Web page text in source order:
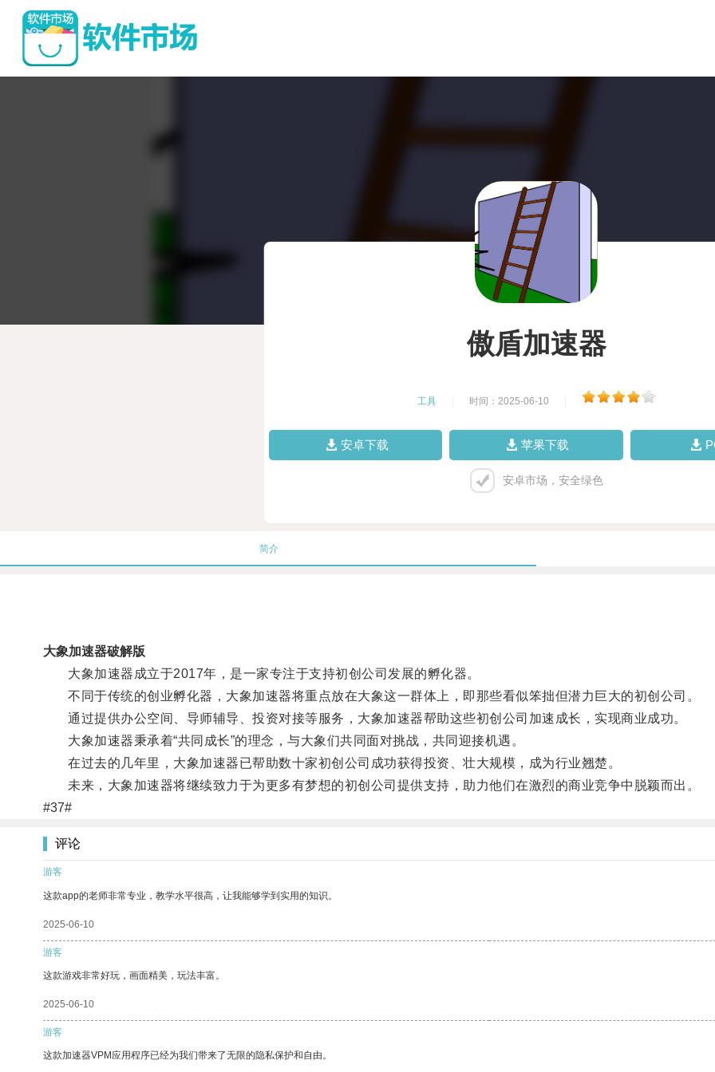
傲盾加速器
工具 时间：2025-06-10
安卓下载 苹果下载
安卓市场，安全绿色
简介
大象加速器破解版
大象加速器成立于2017年，是一家专注于支持初创公司发展的孵化器。
不同于传统的创业孵化器，大象加速器将重点放在大象这一群体上，即那些看似笨拙但潜力巨大的初创公司。
通过提供办公空间、导师辅导、投资对接等服务，大象加速器帮助这些初创公司加速成长，实现商业成功。
大象加速器秉承着“共同成长”的理念，与大象们共同面对挑战，共同迎接机遇。
在过去的几年里，大象加速器已帮助数十家初创公司成功获得投资、壮大规模，成为行业翘楚。
未来，大象加速器将继续致力于为更多有梦想的初创公司提供支持，助力他们在激烈的商业竞争中脱颖而出。
#37#
评论
游客
这款app的老师非常专业，教学水平很高，让我能够学到实用的知识。
2025-06-10
游客
这款游戏非常好玩，画面精美，玩法丰富。
2025-06-10
游客
这款加速器VPM应用程序已经为我们带来了无限的隐私保护和自由。